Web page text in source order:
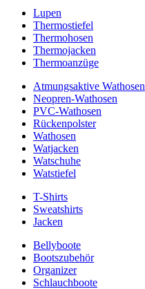
Lupen
Thermostiefel
Thermohosen
Thermojacken
Thermoanzüge
Atmungsaktive Wathosen
Neopren-Wathosen
PVC-Wathosen
Rückenpolster
Wathosen
Watjacken
Watschuhe
Watstiefel
T-Shirts
Sweatshirts
Jacken
Bellyboote
Bootszubehör
Organizer
Schlauchboote